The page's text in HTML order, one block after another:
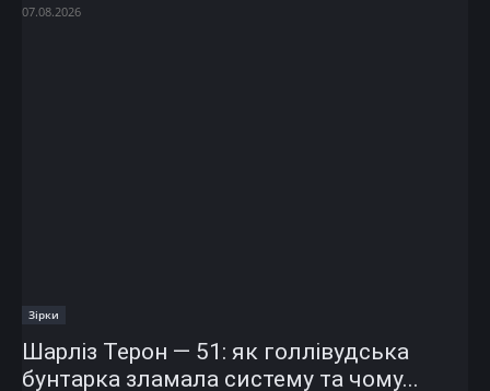
07.08.2026
Зірки
Шарліз Терон — 51: як голлівудська
бунтарка зламала систему та чому...